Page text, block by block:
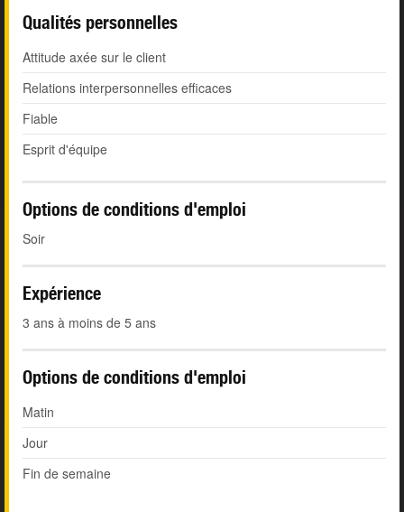
Qualités personnelles
Attitude axée sur le client
Relations interpersonnelles efficaces
Fiable
Esprit d'équipe
Options de conditions d'emploi
Soir
Expérience
3 ans à moins de 5 ans
Options de conditions d'emploi
Matin
Jour
Fin de semaine